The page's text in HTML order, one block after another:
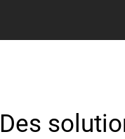
Des